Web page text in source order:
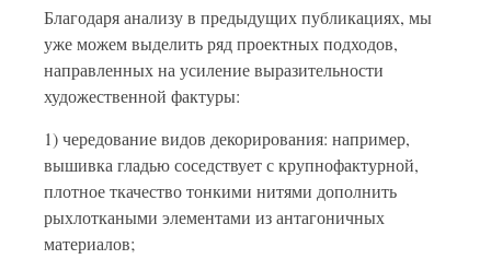
Благодаря анализу в предыдущих публикациях, мы
уже можем выделить ряд проектных подходов,
направленных на усиление выразительности
художественной фактуры:
1) чередование видов декорирования: например,
вышивка гладью соседствует с крупнофактурной,
плотное ткачество тонкими нитями дополнить
рыхлоткаными элементами из антагоничных
материалов;